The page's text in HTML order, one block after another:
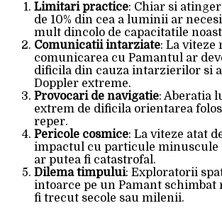
Limitari practice: Chiar si
de 10% din cea a luminii ar
mult dincolo de capacitatile
Comunicatii intarziate: La viteze
comunicarea cu Pamantul ar
dificila din cauza intarzierilor si
Doppler extreme.
Provocari de navigatie: Aberatia
extrem de dificila orientarea
reper.
Pericole cosmice: La viteze atat
impactul cu particule minuscule
ar putea fi catastrofal.
Dilema timpului: Exploratorii
intoarce pe un Pamant schimbat
fi trecut secole sau milenii.